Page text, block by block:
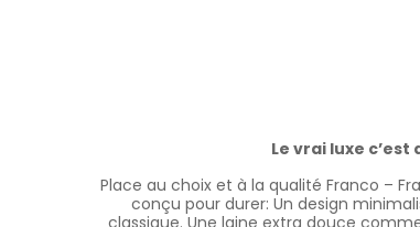
Le vrai luxe c’est
Place au choix et à la qualité Franco –
conçu pour durer: Un design
classique. Une laine extra douce